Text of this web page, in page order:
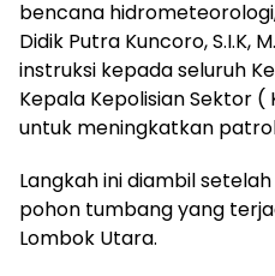
bencana
Didik Putra Kuncoro, S.I.K,
instruksi kepada seluruh
Kepala Kepolisian Sektor
untuk meningkatkan
Langkah ini diambil
pohon tumbang yang
Lombok Utara.